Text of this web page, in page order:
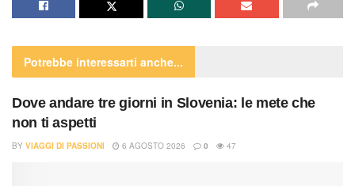
Potrebbe interessarti anche...
Dove andare tre giorni in Slovenia: le mete che
non ti aspetti
BY VIAGGI DI PASSIONI 6 AGOSTO 2026 0 47